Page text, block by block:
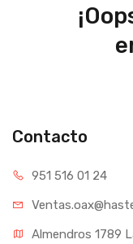
Contacto
951 516 01 24
Almendros 1789